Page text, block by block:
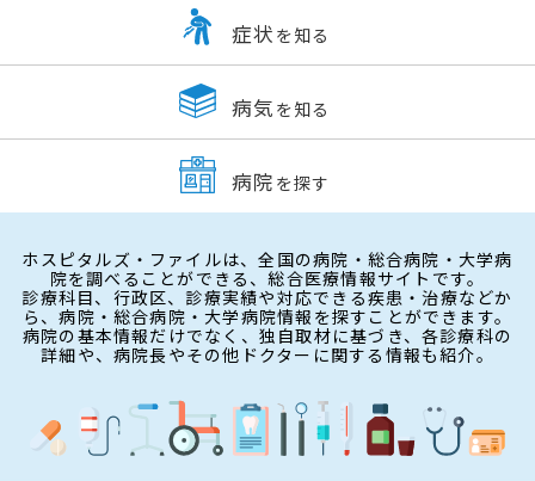
症状 を知る
病気 を知る
病院 を探す
ホスピタルズ・ファイルは、全国の病院・総合病院・大学病
院を調べることができる、総合医療情報サイトです。
診療科目、行政区、診療実績や対応できる疾患・治療などか
ら、病院・総合病院・大学病院情報を探すことができます。
病院の基本情報だけでなく、独自取材に基づき、各診療科の
詳細や、病院長やその他ドクターに関する情報も紹介。